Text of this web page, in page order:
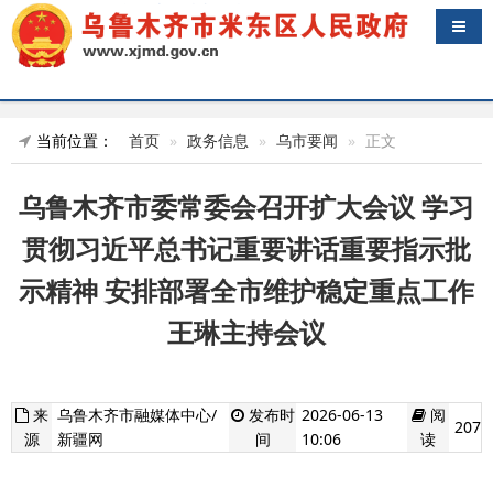
导航
当前位置： 首页 政务信息 乌市要闻 正文
乌鲁木齐市委常委会召开扩大会议 学习
贯彻习近平总书记重要讲话重要指示批
示精神 安排部署全市维护稳定重点工作
王琳主持会议
来
源
乌鲁木齐市融媒体中心/
新疆网
发布时
间
2026-06-13
10:06
阅
读
207